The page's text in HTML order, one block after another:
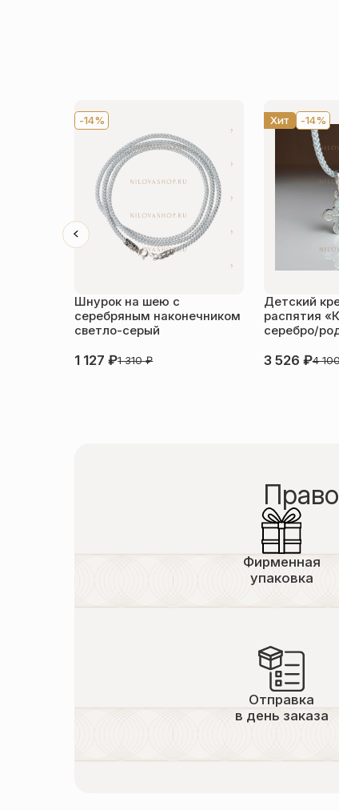
-14%
Шнурок на шею с
серебряным наконечником
светло-серый
1 127₽1 310₽
Хит -14%
Детский
распятия
серебро/
3 526 ₽4
Фирменная
упаковка
Отправка
в день заказа